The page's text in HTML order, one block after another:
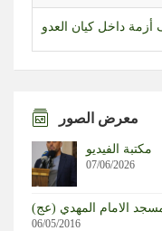
داخل كيان العدو
تبحث العفو العام
والإعدام وقانون الإعلام
ودان الاعتداء
1701
يواجهون مصيرهم وحدهم
معرض الصور
مكتبة الفيديو
07/06/2026
الامام المهدي (عج)
06/05/2016